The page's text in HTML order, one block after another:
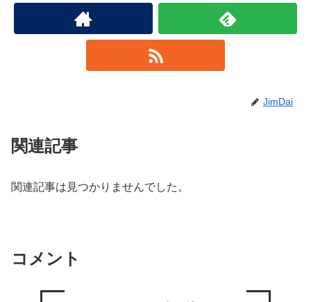
JimDai
関連記事
関連記事は見つかりませんでした。
コメント